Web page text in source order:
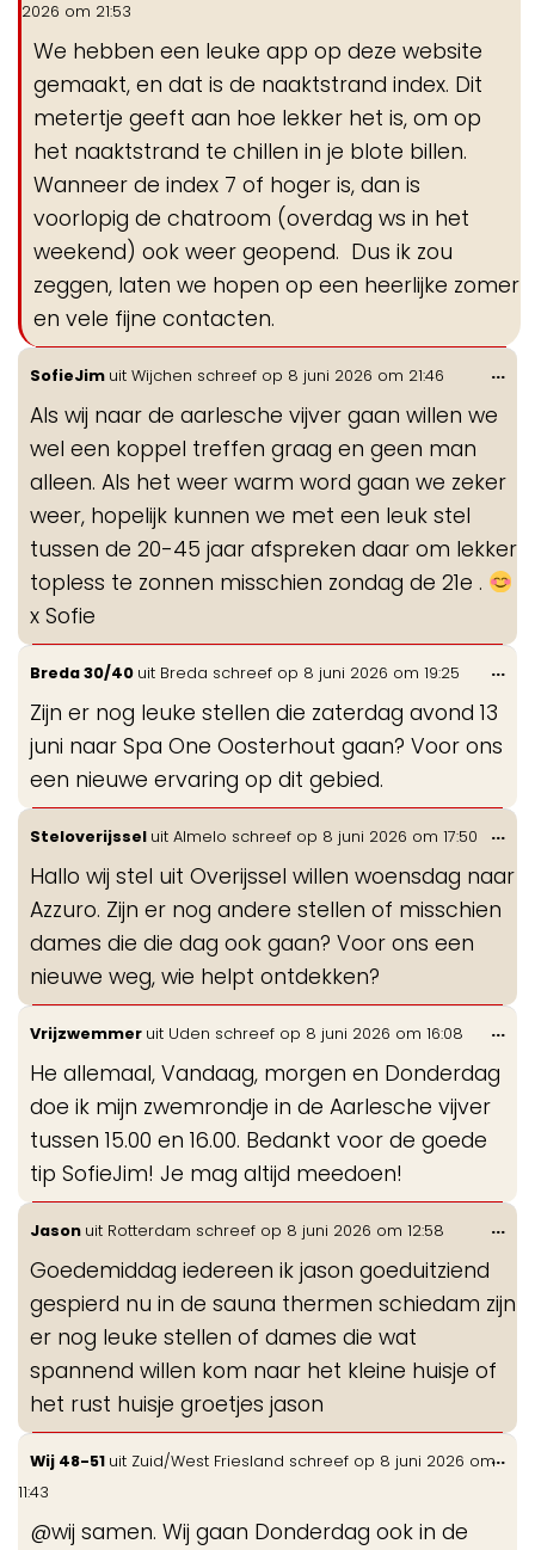
2026 om 21:53
We hebben een leuke app op deze website
gemaakt, en dat is de naaktstrand index. Dit
metertje geeft aan hoe lekker het is, om op
het naaktstrand te chillen in je blote billen.
Wanneer de index 7 of hoger is, dan is
voorlopig de chatroom (overdag ws in het
weekend) ook weer geopend. Dus ik zou
zeggen, laten we hopen op een heerlijke zomer
en vele fijne contacten.
SofieJim uit Wijchen schreef op 8 juni 2026 om 21:46
Als wij naar de aarlesche vijver gaan willen we
wel een koppel treffen graag en geen man
alleen. Als het weer warm word gaan we zeker
weer, hopelijk kunnen we met een leuk stel
tussen de 20-45 jaar afspreken daar om lekker
topless te zonnen misschien zondag de 21e .
x Sofie
...
Breda 30/40 uit Breda schreef op 8 juni 2026 om 19:25
Zijn er nog leuke stellen die zaterdag avond 13
juni naar Spa One Oosterhout gaan? Voor ons
een nieuwe ervaring op dit gebied.
...
Steloverijssel uit Almelo schreef op 8 juni 2026 om 17:50
Hallo wij stel uit Overijssel willen woensdag naar
Azzuro. Zijn er nog andere stellen of misschien
dames die die dag ook gaan? Voor ons een
nieuwe weg, wie helpt ontdekken?
...
Vrijzwemmer uit Uden schreef op 8 juni 2026 om 16:08
He allemaal, Vandaag, morgen en Donderdag
doe ik mijn zwemrondje in de Aarlesche vijver
tussen 15.00 en 16.00. Bedankt voor de goede
tip SofieJim! Je mag altijd meedoen!
...
Jason uit Rotterdam schreef op 8 juni 2026 om 12:58
Goedemiddag iedereen ik jason goeduitziend
gespierd nu in de sauna thermen schiedam zijn
er nog leuke stellen of dames die wat
spannend willen kom naar het kleine huisje of
het rust huisje groetjes jason
...
Wij 48-51 uit Zuid/West Friesland schreef op 8 juni 2026 om
11:43
@wij samen. Wij gaan Donderdag ook in de
...